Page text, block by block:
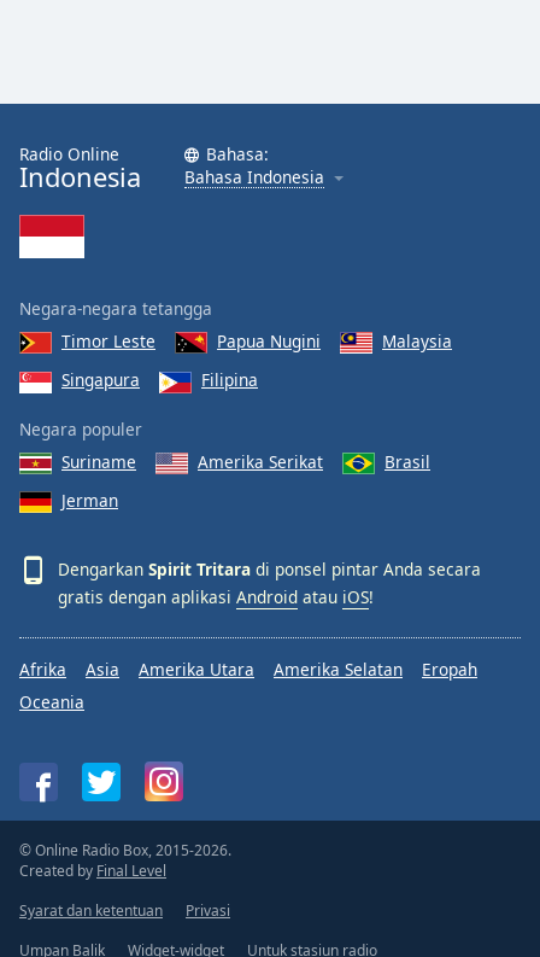
Radio Online
Indonesia
Bahasa:
Bahasa Indonesia
Negara-negara tetangga
Timor Leste
Papua Nugini
Malaysia
Singapura
Filipina
Negara populer
Suriname
Amerika Serikat
Brasil
Jerman
Dengarkan Spirit Tritara di ponsel pintar Anda secara
gratis dengan aplikasi Android atau iOS!
Afrika Asia Amerika Utara Amerika Selatan
Eropah
Oceania
© Online Radio Box, 2015-2026.
Created by Final Level
Syarat dan ketentuan
Privasi
Umpan Balik
Widget-widget Untuk stasiun radio